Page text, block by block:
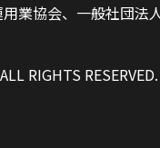
業協会、一般社団
RIGHTS RESERVED.